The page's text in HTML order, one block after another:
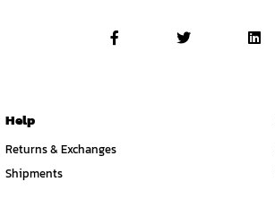
Help
Returns & Exchanges
Shipments